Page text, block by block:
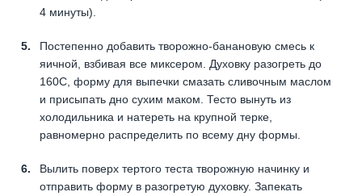
4 минуты).
Постепенно добавить творожно-банановую смесь к
яичной, взбивая все миксером. Духовку разогреть до
160С, форму для выпечки смазать сливочным маслом
и присыпать дно сухим маком. Тесто вынуть из
холодильника и натереть на крупной терке,
равномерно распределить по всему дну формы.
Вылить поверх тертого теста творожную начинку и
отправить форму в разогретую духовку. Запекать